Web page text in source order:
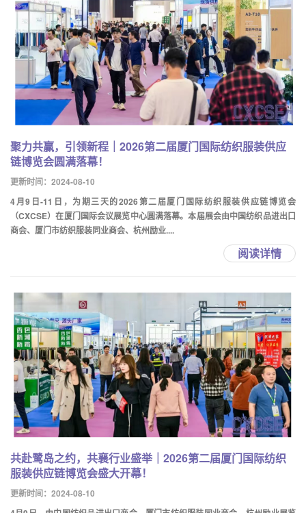
聚力共赢，引领新程｜2026第二届厦门国际纺织服装供应
链博览会圆满落幕！
更新时间：2024-08-10
4月9日-11日，为期三天的2026第二届厦门国际纺织服装供应链博览会
（CXCSE）在厦门国际会议展览中心圆满落幕。本届展会由中国纺织品进出口
商会、厦门市纺织服装同业商会、杭州励业....
阅读详情
共赴鹭岛之约，共襄行业盛举｜2026第二届厦门国际纺织
服装供应链博览会盛大开幕！
更新时间：2024-08-10